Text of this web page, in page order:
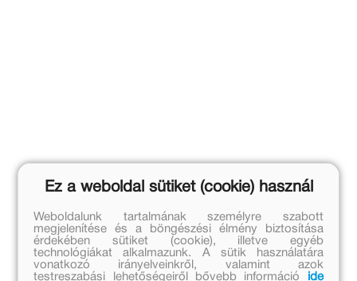
Ez a weboldal sütiket (cookie) használ
Weboldalunk tartalmának személyre szabott
megjelenítése és a böngészési élmény biztosítása
érdekében sütiket (cookie), illetve egyéb
technológiákat alkalmazunk. A sütik használatára
vonatkozó irányelveinkről, valamint azok
testreszabási lehetőségeiről bővebb információ
ide